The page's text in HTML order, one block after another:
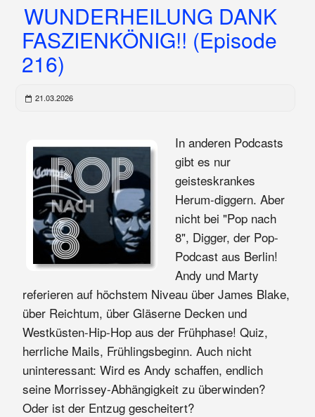
WUNDERHEILUNG DANK
FASZIENKÖNIG!! (Episode
216)
21.03.2026
In anderen Podcasts
gibt es nur
geisteskrankes
Herum-diggern. Aber
nicht bei "Pop nach
8", Digger, der Pop-
Podcast aus Berlin!
Andy und Marty
referieren auf höchstem Niveau über James Blake,
über Reichtum, über Gläserne Decken und
Westküsten-Hip-Hop aus der Frühphase! Quiz,
herrliche Mails, Frühlingsbeginn. Auch nicht
uninteressant: Wird es Andy schaffen, endlich
seine Morrissey-Abhängigkeit zu überwinden?
Oder ist der Entzug gescheitert?